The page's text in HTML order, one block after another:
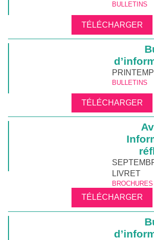
BULLETINS
TÉLÉCHARGER
BULLETINS
TÉLÉCHARGER
LIVRET
BROCHURES
TÉLÉCHARGER